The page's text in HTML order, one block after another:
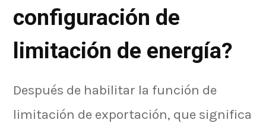
configuración de
limitación de energía?
Después de habilitar la función de
limitación de exportación, que significa